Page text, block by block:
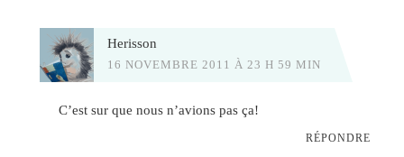
Herisson
16 NOVEMBRE 2011 À 23 H 59 MIN
C’est sur que nous n’avions pas ça!
RÉPONDRE